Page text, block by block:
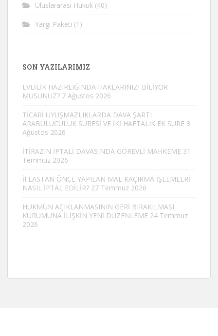
Uluslararası Hukuk (40)
Yargı Paketi (1)
SON YAZILARIMIZ
EVLİLİK HAZIRLIĞINDA HAKLARINIZI BİLİYOR
MUSUNUZ? 7 Ağustos 2026
TİCARİ UYUŞMAZLIKLARDA DAVA ŞARTI
ARABULUCULUK SÜRESİ VE İKİ HAFTALIK EK SÜRE 3
Ağustos 2026
İTİRAZIN İPTALİ DAVASINDA GÖREVLİ MAHKEME 31
Temmuz 2026
İFLASTAN ÖNCE YAPILAN MAL KAÇIRMA İŞLEMLERİ
NASIL İPTAL EDİLİR? 27 Temmuz 2026
HÜKMÜN AÇIKLANMASININ GERİ BIRAKILMASI
KURUMUNA İLİŞKİN YENİ DÜZENLEME 24 Temmuz
2026